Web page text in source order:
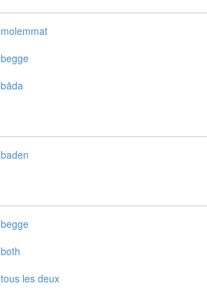
molemmat
begge
båda
baden
begge
both
tous les deux